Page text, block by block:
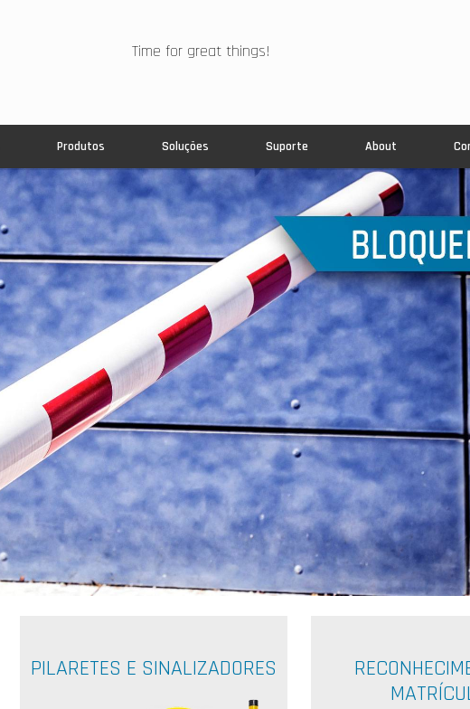
Time for great things!
Produtos Soluções Suporte About
PILARETES E SINALIZADORES